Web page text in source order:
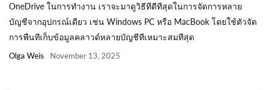
OneDrive ในการทำงาน เราจะมาดูวิธีทีดีทีสุดในการจัดการหลาย
บัญชีจากอุปกรณ์เดียว เช่น Windows PC หรือ MacBook โดยใช้ตัวจัด
การพืนทีเก็บข้อมูลคลาวด์หลายบัญชีทีเหมาะสมทีสุด
Olga Weis November 13, 2025